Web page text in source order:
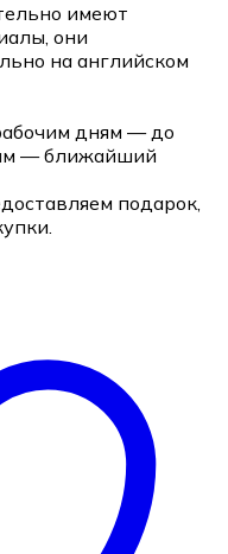
имеют
они
на английском
дням — до
— ближайший
подарок,